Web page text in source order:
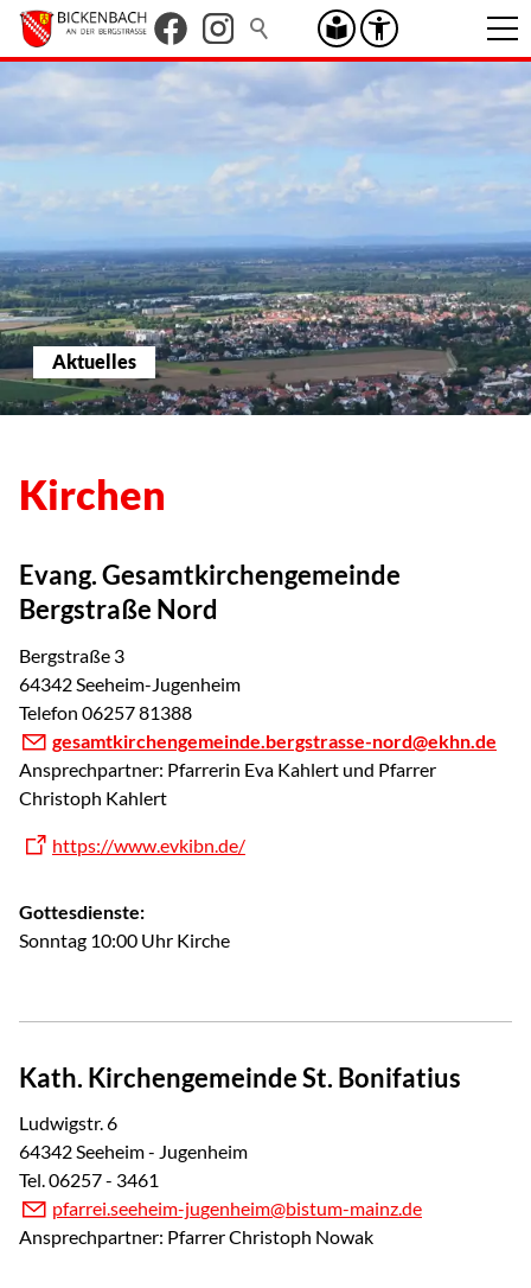
Aktuelles
Kirchen
Evang. Gesamtkirchengemeinde
Bergstraße Nord
Bergstraße 3
64342 Seeheim-Jugenheim
Telefon 06257 81388
gesamtkirchengemeinde.bergstrasse-nord@ekhn.de
Ansprechpartner: Pfarrerin Eva Kahlert und Pfarrer
Christoph Kahlert
https://www.evkibn.de/
Gottesdienste:
Sonntag 10:00 Uhr Kirche
Kath. Kirchengemeinde St. Bonifatius
Ludwigstr. 6
64342 Seeheim - Jugenheim
Tel. 06257 - 3461
pf rr s h m-j g nh m b st m-m nzd
Ansprechpartner: Pfarrer Christoph Nowak